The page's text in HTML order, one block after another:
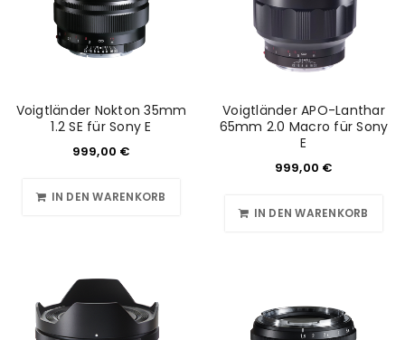
Voigtländer Nokton 35mm
1.2 SE für Sony E
999,00 €
IN DEN WARENKORB
Voigtländer APO-Lanthar
65mm 2.0 Macro für Sony
E
999,00 €
IN DEN WARENKORB